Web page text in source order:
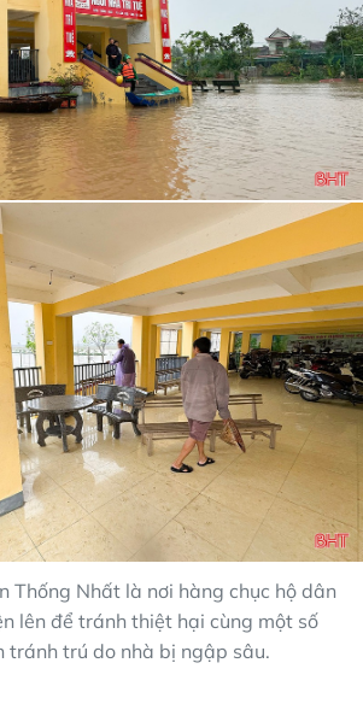
Thống Nhất là nơi hàng chục hộ dân
lên để tránh thiệt hại cùng một số
tránh trú do nhà bị ngập sâu.